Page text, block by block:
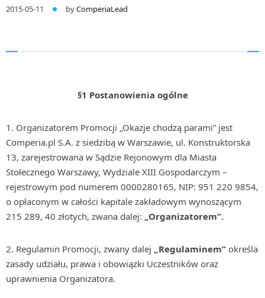
2015-05-11 byComperiaLead
§1 Postanowienia ogólne
1. Organizatorem Promocji „Okazje chodzą parami” jest
Comperia.pl S.A. z siedzibą w Warszawie, ul. Konstruktorska
13, zarejestrowana w Sądzie Rejonowym dla Miasta
Stołecznego Warszawy, Wydziale XIII Gospodarczym –
rejestrowym pod numerem 0000280165, NIP: 951 220 9854,
o opłaconym w całości kapitale zakładowym wynoszącym
215 289, 40 złotych, zwana dalej: „Organizatorem”.
2. Regulamin Promocji, zwany dalej „Regulaminem” określa
zasady udziału, prawa i obowiązki Uczestników oraz
uprawnienia Organizatora.